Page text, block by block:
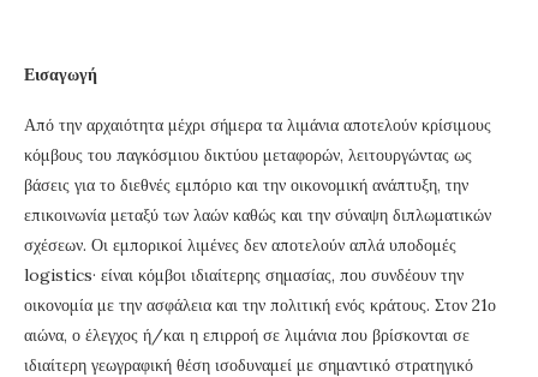
Εισαγωγή
Από την αρχαιότητα μέχρι σήμερα τα λιμάνια αποτελούν κρίσιμους
κόμβους του παγκόσμιου δικτύου μεταφορών, λειτουργώντας ως
βάσεις για το διεθνές εμπόριο και την οικονομική ανάπτυξη, την
επικοινωνία μεταξύ των λαών καθώς και την σύναψη διπλωματικών
σχέσεων. Οι εμπορικοί λιμένες δεν αποτελούν απλά υποδομές
logistics· είναι κόμβοι ιδιαίτερης σημασίας, που συνδέουν την
οικονομία με την ασφάλεια και την πολιτική ενός κράτους. Στον 21ο
αιώνα, ο έλεγχος ή/και η επιρροή σε λιμάνια που βρίσκονται σε
ιδιαίτερη γεωγραφική θέση ισοδυναμεί με σημαντικό στρατηγικό